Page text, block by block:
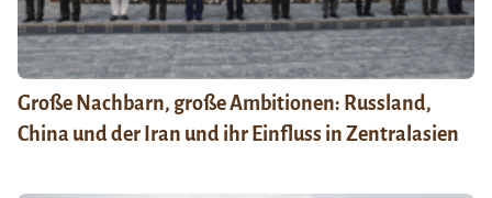
Große Nachbarn, große Ambitionen: Russland,
China und der Iran und ihr Einfluss in Zentralasien